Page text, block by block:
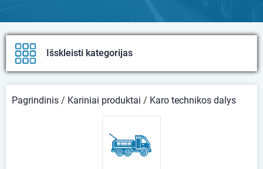
Išskleisti kategorijas
Pagrindinis / Kariniai produktai / Karo technikos dalys